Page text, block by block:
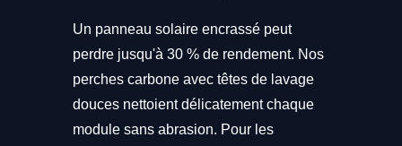
Un panneau solaire encrassé peut
perdre jusqu'à 30 % de rendement. Nos
perches carbone avec têtes de lavage
douces nettoient délicatement chaque
module sans abrasion. Pour les